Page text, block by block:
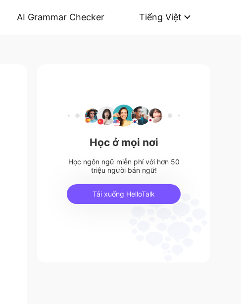
AI Grammar Checker Tiếng Việt
Học ở mọi nơi
Học ngôn ngữ miễn phí với hơn 50
triệu người bản ngữ!
Tải xuống HelloTalk